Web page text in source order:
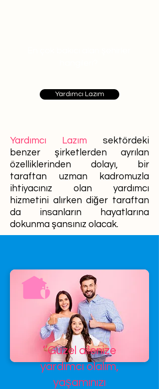
Yardımcı Lazım
Yardımcı Lazım sektördeki
benzer şirketlerden ayrılan
özelliklerinden dolayı, bir
taraftan uzman kadromuzla
ihtiyacınız olan yardımcı
hizmetini alırken diğer taraftan
da insanların hayatlarına
dokunma şansınız olacak.
’’Güzel ailenize
yardımcı olalım,
yaşamınızı